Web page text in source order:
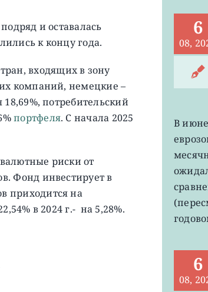
и оставалась
к концу года.
входящих в зону
компаний, немецкие –
потребительский
портфеля. С начала 2025
риски от
Фонд инвестирует в
приходится на
в 2024 г.- на 5,28%.
6
08,
В
6
08,